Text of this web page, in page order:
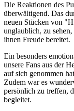
Die Reaktionen des
überwältigend. Das
neuen Stücken von
unglaublich, zu
ihnen Freude bereitet.
Ein besonders
unsere Fans aus der
auf sich genommen
Zudem war es
persönlich zu treffen,
begleitet.